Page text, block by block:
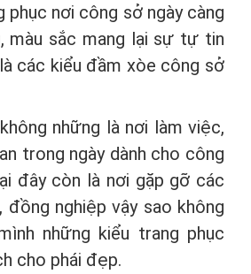
phục nơi công sở ngày càng
màu sắc mang lại sự tự tin
các kiểu đầm xòe công sở
những là nơi làm việc,
trong ngày dành cho công
đây còn là nơi gặp gỡ các
đồng nghiệp vậy sao không
những kiểu trang phục
cho phái đẹp.